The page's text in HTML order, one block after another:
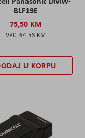
BLF19E
75,50 KM
64,53 KM
U KORPU